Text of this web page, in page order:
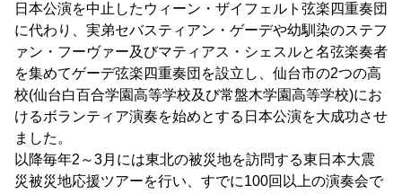
日本公演を中止したウィーン・ザイフェルト弦楽四重奏団
に代わり、実弟セバスティアン・ゲーデや幼馴染のステフ
ァン・フーヴァー及びマティアス・シェスルと名弦楽奏者
を集めてゲーデ弦楽四重奏団を設立し、仙台市の2つの高
校(仙台白百合学園高等学校及び常盤木学園高等学校)にお
けるボランティア演奏を始めとする日本公演を大成功させ
ました。
以降毎年2～3月には東北の被災地を訪問する東日本大震
災被災地応援ツアーを行い、すでに100回以上の演奏会で